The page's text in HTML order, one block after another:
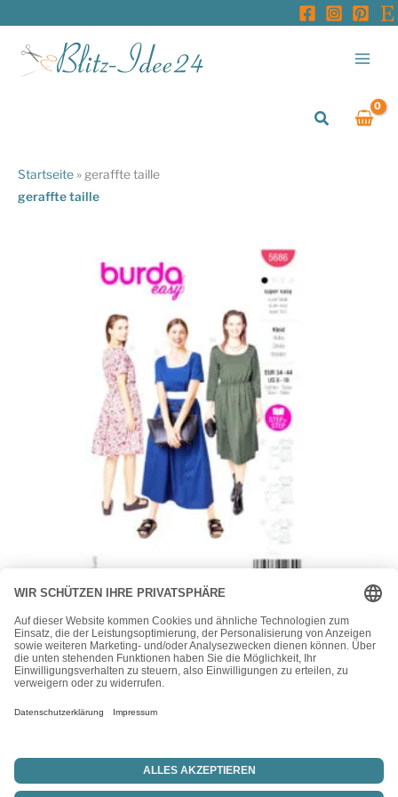
springen
Suchen
Startseite » geraffte taille
geraffte taille
Burda
Burda Style Schnittmuster Nr. 5686 – Kleid – schlichtes
Kleid mit geriehener Taille
10,90€